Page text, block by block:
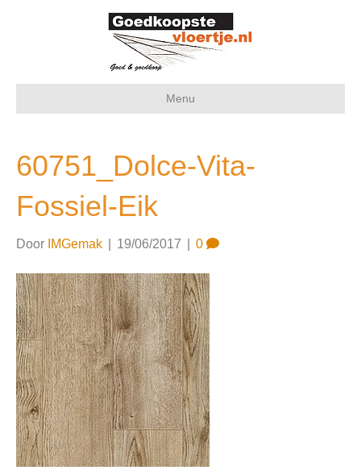
Menu
60751_Dolce-Vita-
Fossiel-Eik
Door IMGemak 19/06/2017 0